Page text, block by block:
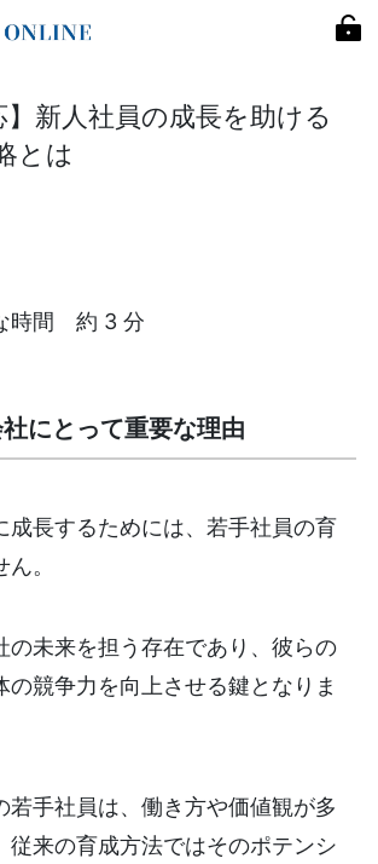
】新人社員の成長を助ける
とは
時間 約 3 分
にとって重要な理由
成長するためには、若手社員の育
。
の未来を担う存在であり、彼らの
の競争力を向上させる鍵となりま
若手社員は、働き方や価値観が多
従来の育成方法ではそのポテンシ